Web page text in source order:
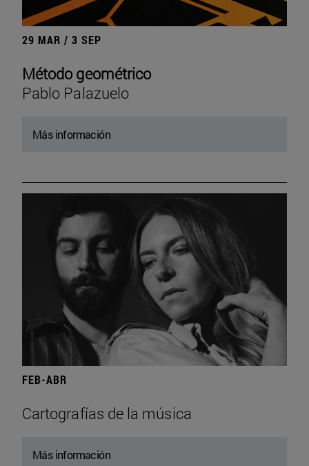
29 MAR / 3 SEP
Método geométrico
Pablo Palazuelo
Más información
FEB-ABR
Cartografías de la música
Más información